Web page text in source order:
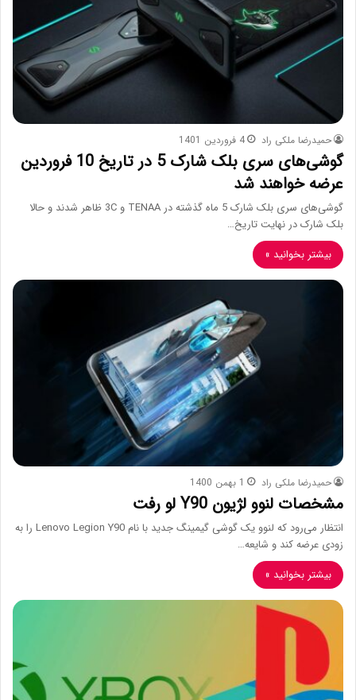
حمیدرضا ملکی راد 4 فروردین 1401
گوشی‌های سری بلک شارک 5 در تاریخ 10 فروردین
عرضه خواهند شد
گوشی‌های سری بلک شارک 5 ماه گذشته در TENAA و 3C ظاهر شدند و حالا
بلک شارک در نهایت تاریخ…
بیشتر بخوانید »
حمیدرضا ملکی راد 1 بهمن 1400
مشخصات لنوو لژیون Y90 لو رفت
انتظار می‌رود که لنوو یک گوشی گیمینگ جدید با نام Lenovo Legion Y90 را به
زودی عرضه کند و شایعه…
بیشتر بخوانید »